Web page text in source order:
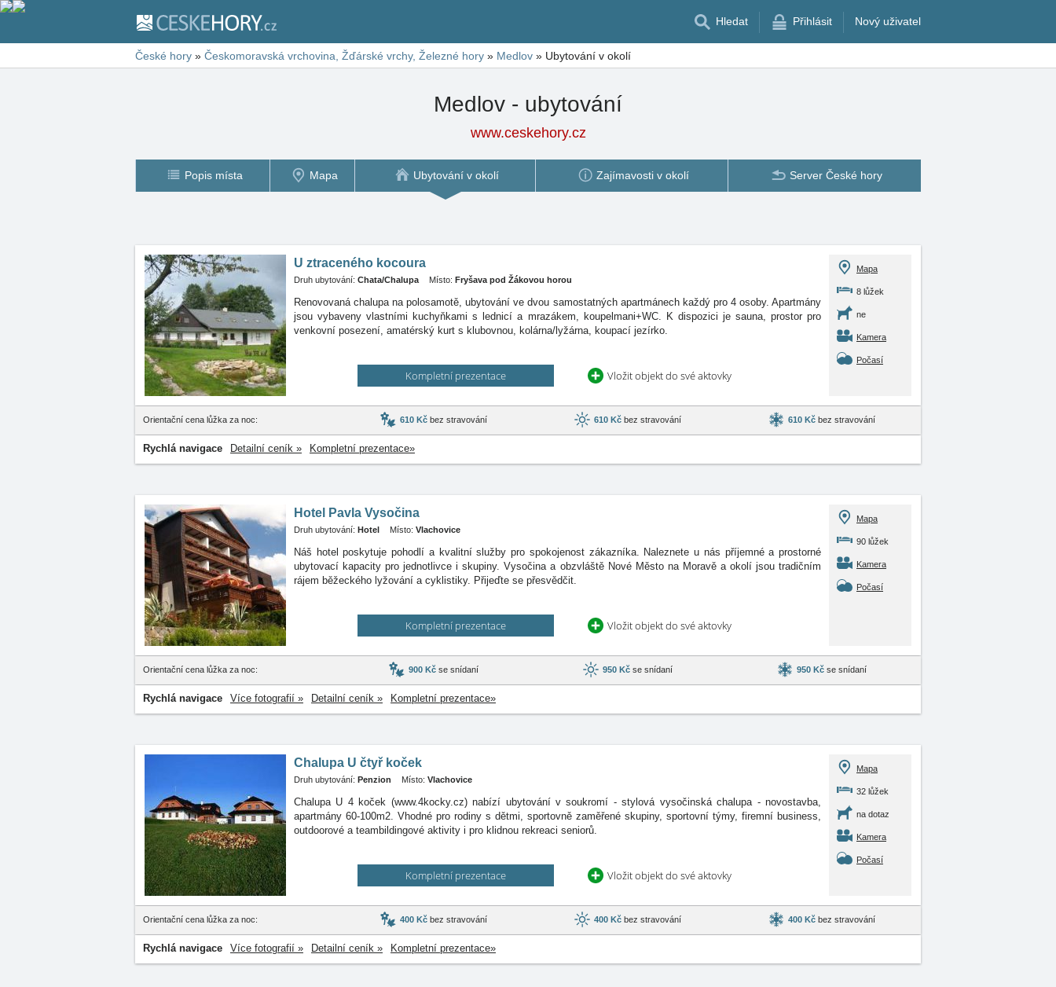
Hledat Přihlásit Nový uživatel
České hory » Českomoravská vrchovina, Žďárské vrchy, Železné hory » Medlov » Ubytování v okolí
Medlov - ubytování
www.ceskehory.cz
Popis místa Mapa Ubytování v okolí Zajímavosti v okolí Server České hory
U ztraceného kocoura
Druh ubytování: Chata/Chalupa Místo: Fryšava pod Žákovou horou
Renovovaná chalupa na polosamotě, ubytování ve dvou samostatných apartmánech každý pro 4 osoby. Apartmány
jsouvybaveny vlastními kuchyňkami s lednicí a mrazákem, koupelmani+WC. K dispozici je sauna, prostor pro
venkovní posezení, amatérský kurt s klubovnou, kolárna/lyžárna, koupací jezírko.
Kompletní prezentace Vložit objekt do své aktovky
Mapa
8 lůžek
ne
Kamera
Počasí
Orientační cena lůžka za noc: 610 Kčbez stravování 610 Kčbez stravování 610 Kčbez stravování
Rychlá navigace Detailní ceník » Kompletní prezentace»
Hotel Pavla Vysočina
Druh ubytování: Hotel Místo: Vlachovice
Náš hotel poskytuje pohodlí a kvalitní služby pro spokojenost zákazníka. Naleznete u nás příjemné a prostorné
ubytovací kapacity pro jednotlivce i skupiny. Vysočina a obzvláště Nové Město na Moravě a okolí jsou tradičním
rájem běžeckého lyžování a cyklistiky. Přijeďte se přesvědčit.
Kompletní prezentace Vložit objekt do své aktovky
Mapa
90 lůžek
Kamera
Počasí
Orientační cena lůžka za noc: 900 Kčse snídaní 950 Kčse snídaní 950 Kčse snídaní
Rychlá navigace Více fotografií » Detailní ceník » Kompletní prezentace»
Chalupa U čtyř koček
Druh ubytování: Penzion Místo: Vlachovice
Chalupa U 4 koček (www.4kocky.cz) nabízí ubytování v soukromí - stylová vysočinská chalupa - novostavba,
apartmány 60-100m2. Vhodné pro rodiny s dětmi, sportovně zaměřené skupiny, sportovní týmy, firemní business,
outdoorové a teambildingové aktivity i pro klidnou rekreaci seniorů.
Kompletní prezentace Vložit objekt do své aktovky
Mapa
32 lůžek
na dotaz
Kamera
Počasí
Orientační cena lůžka za noc: 400 Kčbez stravování 400 Kčbez stravování 400 Kčbez stravování
Rychlá navigace Více fotografií » Detailní ceník » Kompletní prezentace»